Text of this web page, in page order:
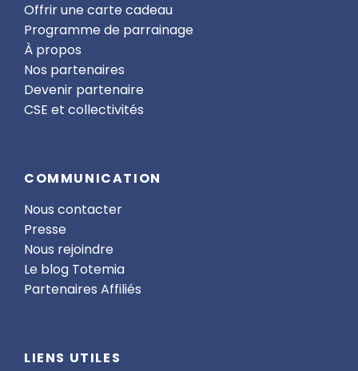
Offrir une carte cadeau
Programme de parrainage
À propos
Nos partenaires
Devenir partenaire
CSE et collectivités
COMMUNICATION
Nous contacter
Presse
Nous rejoindre
Le blog Totemia
Partenaires Affiliés
LIENS UTILES